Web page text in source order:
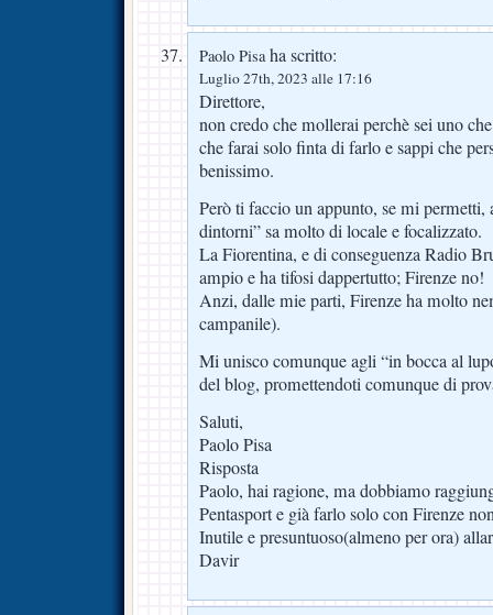
Paolo Pisaha scritto:
Luglio 27th, 2023 alle 17:16
Direttore,
non credo che mollerai perchè sei uno
che farai solo finta di farlo e sappi che
benissimo.
Però ti faccio un appunto, se mi permetti,
dintorni” sa molto di locale e focalizzato.
La Fiorentina, e di conseguenza Radio
ampio e ha tifosi dappertutto; Firenze no!
Anzi, dalle mie parti, Firenze ha molto
campanile).
Mi unisco comunque agli “in bocca al
del blog, promettendoti comunque di
Saluti,
Paolo Pisa
Risposta
Paolo, hai ragione, ma dobbiamo
Pentasport e già farlo solo con Firenze
Inutile e presuntuoso(almeno per ora)
Davir